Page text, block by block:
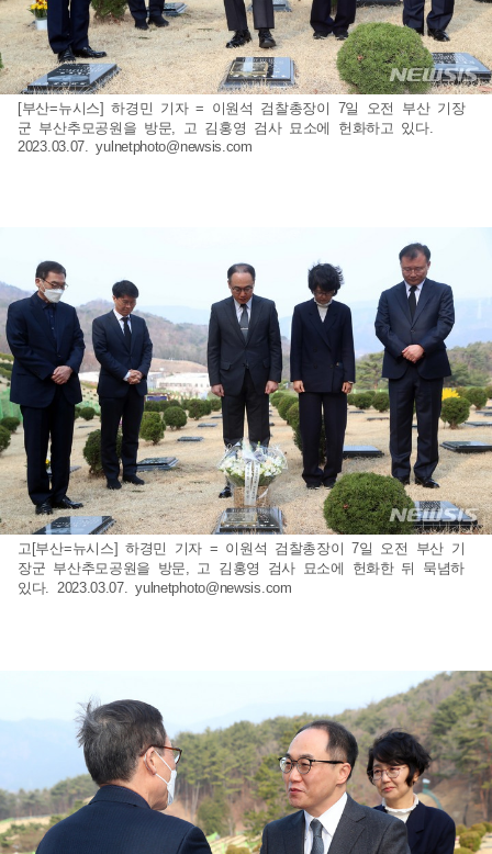
[부산=뉴시스] 하경민 기자 = 이원석 검찰총장이 7일 오전 부산 기장
군 부산추모공원을 방문, 고 김홍영 검사 묘소에 헌화하고 있다.
2023.03.07.yulnetphoto@newsis.com
고[부산=뉴시스] 하경민 기자 = 이원석 검찰총장이 7일 오전 부산 기
장군 부산추모공원을 방문, 고 김홍영 검사 묘소에 헌화한 뒤 묵념하
있다. 2023.03.07.yulnetphoto@newsis.com